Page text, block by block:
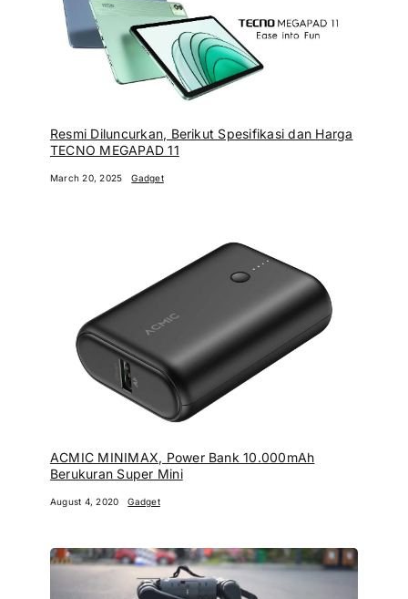
Resmi Diluncurkan, Berikut Spesifikasi dan Harga
TECNO MEGAPAD 11
March 20, 2025 Gadget
ACMIC MINIMAX, Power Bank 10.000mAh
Berukuran Super Mini
August 4, 2020 Gadget